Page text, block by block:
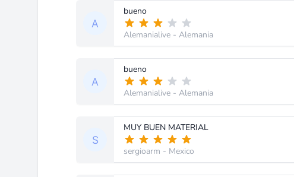
bueno
Alemanialive - Alemania
bueno
Alemanialive - Alemania
MUY BUEN MATERIAL
sergioarm - Mexico